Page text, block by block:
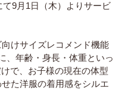
て9月1日（木）よりサービ
けサイズレコメンド機能
、年齢・身長・体重といっ
で、お子様の現在の体型
た洋服の着用感をシルエ